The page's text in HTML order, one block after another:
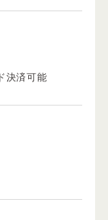
決済可能